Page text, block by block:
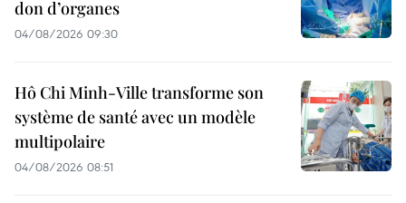
don d’organes
04/08/2026 09:30
Hô Chi Minh-Ville transforme son
système de santé avec un modèle
multipolaire
04/08/2026 08:51